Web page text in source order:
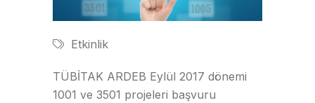
Etkinlik
TÜBİTAK ARDEB Eylül 2017 dönemi
1001 ve 3501 projeleri başvuru